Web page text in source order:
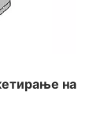
на